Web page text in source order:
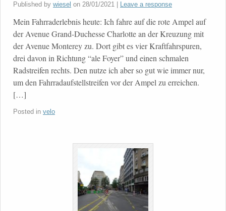
Published by wiesel on 28/01/2021 Leave a response
Mein Fahrraderlebnis heute: Ich fahre auf die rote Ampel auf
der Avenue Grand-Duchesse Charlotte an der Kreuzung mit
der Avenue Monterey zu. Dort gibt es vier Kraftfahrspuren,
drei davon in Richtung “ale Foyer” und einen schmalen
Radstreifen rechts. Den nutze ich aber so gut wie immer nur,
um den Fahrradaufstellstreifen vor der Ampel zu erreichen.
[…]
Posted in velo